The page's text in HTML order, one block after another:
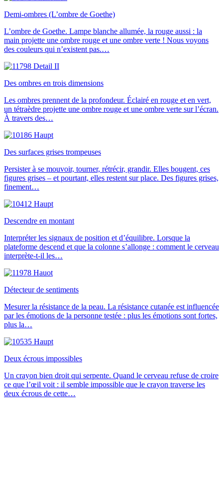
Demi-ombres (L’ombre de Goethe)
L’ombre de Goethe. Lampe blanche allumée, la rouge aussi : la
main projette une ombre rouge et une ombre verte ! Nous voyons
des couleurs qui n’existent pas.…
Des ombres en trois dimensions
Les ombres prennent de la profondeur. Éclairé en rouge et en vert,
un tétraèdre projette une ombre rouge et une ombre verte sur l’écran.
À travers des…
Des surfaces grises trompeuses
Persister à se mouvoir, tourner, rétrécir, grandir. Elles bougent, ces
figures grises – et pourtant, elles restent sur place. Des figures grises,
finement…
Descendre en montant
Interpréter les signaux de position et d’équilibre. Lorsque la
plateforme descend et que la colonne s’allonge : comment le cerveau
interprète-t-il les…
Détecteur de sentiments
Mesurer la résistance de la peau. La résistance cutanée est influencée
par les émotions de la personne testée : plus les émotions sont fortes,
plus la…
Deux écrous impossibles
Un crayon bien droit qui serpente. Quand le cerveau refuse de croire
ce que l’œil voit : il semble impossible que le crayon traverse les
deux écrous de cette…